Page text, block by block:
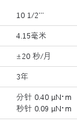
10 1/2’’’
4.15毫米
±20 秒/月
3年
分针 0.40 μN･m
秒针 0.09 μN･m